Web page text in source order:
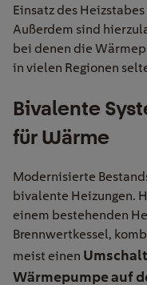
Einsatz des
Außerdem sind
bei denen die
in vielen Regionen
Bivalente
für Wärme
Modernisierte
bivalente Heizungen.
einem bestehenden
Brennwertkessel,
meist einen
Wärmepumpe auf